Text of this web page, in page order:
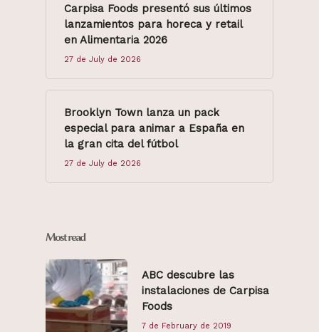
Carpisa Foods presentó sus últimos
lanzamientos para horeca y retail
en Alimentaria 2026
27 de July de 2026
Brooklyn Town lanza un pack
especial para animar a España en
la gran cita del fútbol
27 de July de 2026
Most read
ABC descubre las
instalaciones de Carpisa
Foods
7 de February de 2019